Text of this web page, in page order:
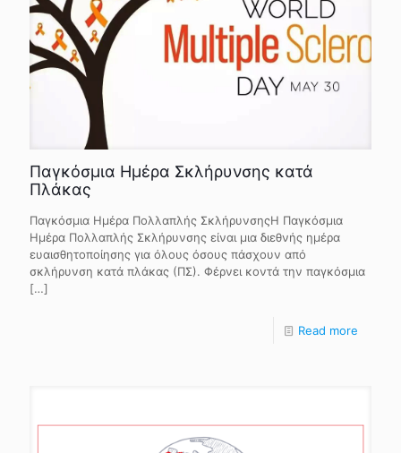
Παγκόσμια Ημέρα Σκλήρυνσης κατά
Πλάκας
Παγκόσμια Ημέρα Πολλαπλής ΣκλήρυνσηςΗ Παγκόσμια
Ημέρα Πολλαπλής Σκλήρυνσης είναι μια διεθνής ημέρα
ευαισθητοποίησης για όλους όσους πάσχουν από
σκλήρυνση κατά πλάκας (ΠΣ). Φέρνει κοντά την παγκόσμια
[…]
Read more